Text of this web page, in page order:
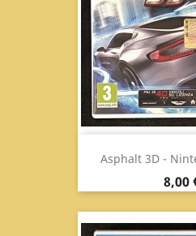
Asphalt 3D -
8,00